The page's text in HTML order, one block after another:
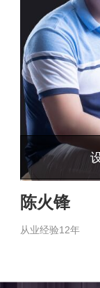
陈火锋
从业经验12年